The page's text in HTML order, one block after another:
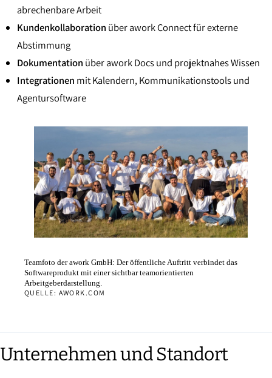
abrechenbare Arbeit
Kundenkollaboration über awork Connect für externe
Abstimmung
Dokumentation über awork Docs und projektnahes Wissen
Integrationen mit Kalendern, Kommunikationstools und
Agentursoftware
Teamfoto der awork GmbH: Der öffentliche Auftritt verbindet das
Softwareprodukt mit einer sichtbar teamorientierten
Arbeitgeberdarstellung.
QUELLE: AWORK.COM
Unternehmen und Standort